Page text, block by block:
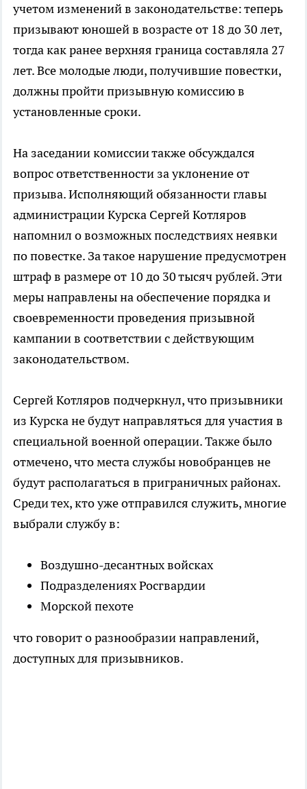
учетом изменений в законодательстве: теперь
призывают юношей в возрасте от 18 до 30 лет,
тогда как ранее верхняя граница составляла 27
лет. Все молодые люди, получившие повестки,
должны пройти призывную комиссию в
установленные сроки.
На заседании комиссии также обсуждался
вопрос ответственности за уклонение от
призыва. Исполняющий обязанности главы
администрации Курска Сергей Котляров
напомнил о возможных последствиях неявки
по повестке. За такое нарушение предусмотрен
штраф в размере от 10 до 30 тысяч рублей. Эти
меры направлены на обеспечение порядка и
своевременности проведения призывной
кампании в соответствии с действующим
законодательством.
Сергей Котляров подчеркнул, что призывники
из Курска не будут направляться для участия в
специальной военной операции. Также было
отмечено, что места службы новобранцев не
будут располагаться в приграничных районах.
Среди тех, кто уже отправился служить, многие
выбрали службу в:
Воздушно-десантных войсках
Подразделениях Росгвардии
Морской пехоте
что говорит о разнообразии направлений,
доступных для призывников.